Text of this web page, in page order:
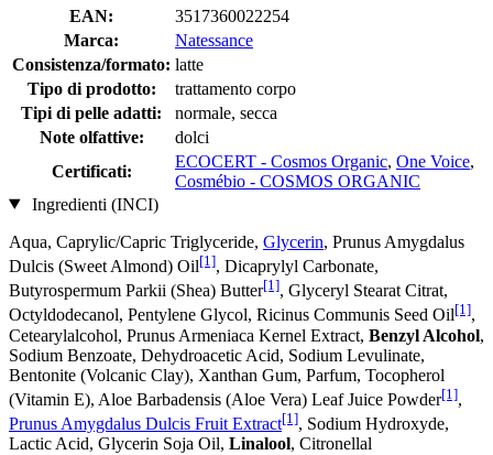
EAN:
3517360022254
Marca:
Natessance
Consistenza/formato: latte
Tipo di prodotto:
trattamento corpo
Tipi di pelle adatti:
normale, secca
Note olfattive:
dolci
Certificati:
ECOCERT - Cosmos Organic, One Voice,
Cosmébio - COSMOS ORGANIC
Ingredienti (INCI)
Aqua, Caprylic/Capric Triglyceride, Glycerin, Prunus Amygdalus
Dulcis (Sweet Almond) Oil[1], Dicaprylyl Carbonate,
Butyrospermum Parkii (Shea) Butter[1], Glyceryl Stearat Citrat,
Octyldodecanol, Pentylene Glycol, Ricinus Communis Seed Oil[1],
Cetearylalcohol, Prunus Armeniaca Kernel Extract, Benzyl Alcohol,
Sodium Benzoate, Dehydroacetic Acid, Sodium Levulinate,
Bentonite (Volcanic Clay), Xanthan Gum, Parfum, Tocopherol
(Vitamin E), Aloe Barbadensis (Aloe Vera) Leaf Juice Powder[1],
Prunus Amygdalus Dulcis Fruit Extract[1], Sodium Hydroxyde,
Lactic Acid, Glycerin Soja Oil, Linalool, Citronellal